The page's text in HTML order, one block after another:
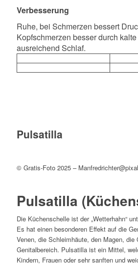
Verbesserung
Ruhe, bei Schmerzen bessert
Kopfschmerzen besser durch
ausreichend Schlaf.
Pulsatilla
© Gratis-Foto 2025 –
Pulsatilla
Die Küchenschelle ist der „Wetterhahn“
Es hat einen besonderen Effekt auf die
Venen, die Schleimhäute, den Magen, die
Genitalbereich. Pulsatilla ist ein Mittel,
Kindern, Frauen oder sehr sanften und